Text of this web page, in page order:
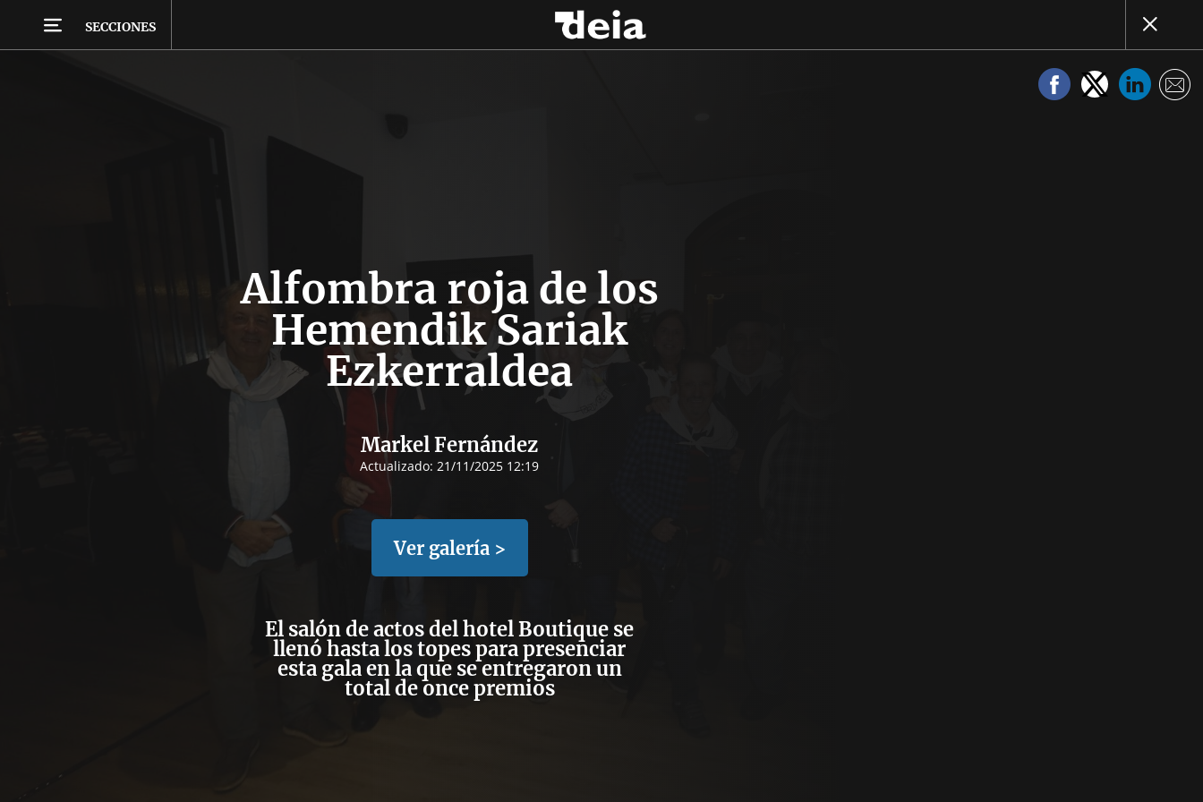
SECCIONES
Alfombra roja de los
Hemendik Sariak
Ezkerraldea
Markel Fernández
Actualizado: 21/11/2025 12:19
Ver galería >
El salón de actos del hotel Boutique se
llenó hasta los topes para presenciar
esta gala en la que se entregaron un
total de once premios